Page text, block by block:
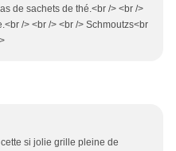
de sachets de thé.<br /> <br />
/> <br /> <br /> Schmoutzs<br
si jolie grille pleine de